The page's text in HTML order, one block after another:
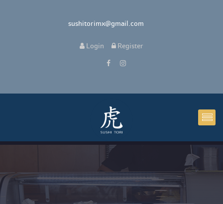
sushitorimx@gmail.com
Login Register